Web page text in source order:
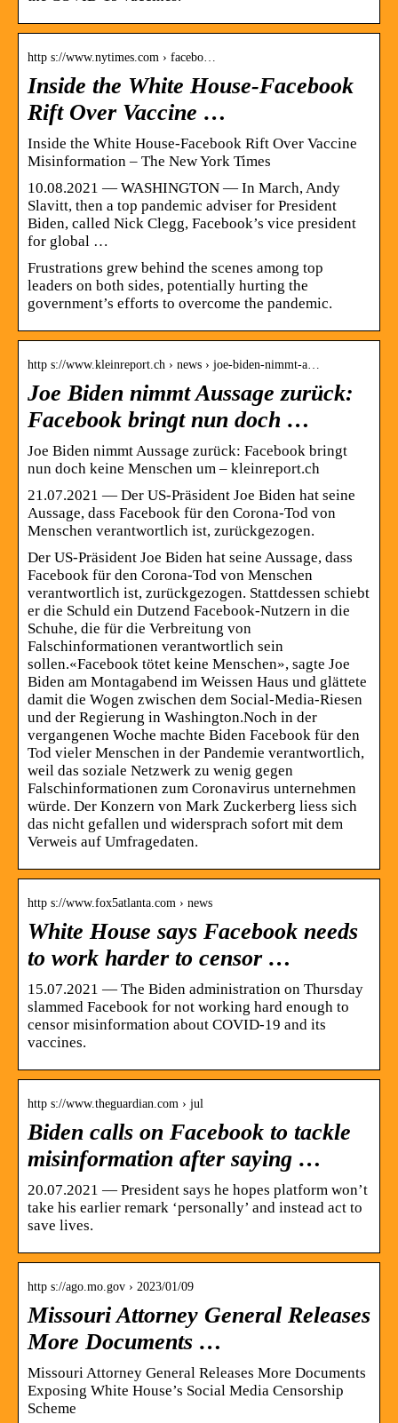
http s://www.nytimes.com › facebo…
Inside the White House-Facebook
Rift Over Vaccine …
Inside the White House-Facebook Rift Over Vaccine
Misinformation – The New York Times
10.08.2021 — WASHINGTON — In March, Andy
Slavitt, then a top pandemic adviser for President
Biden, called Nick Clegg, Facebook’s vice president
for global …
Frustrations grew behind the scenes among top
leaders on both sides, potentially hurting the
government’s efforts to overcome the pandemic.
http s://www.kleinreport.ch › news › joe-biden-nimmt-a…
Joe Biden nimmt Aussage zurück:
Facebook bringt nun doch …
Joe Biden nimmt Aussage zurück: Facebook bringt
nun doch keine Menschen um – kleinreport.ch
21.07.2021 — Der US-Präsident Joe Biden hat seine
Aussage, dass Facebook für den Corona-Tod von
Menschen verantwortlich ist, zurückgezogen.
Der US-Präsident Joe Biden hat seine Aussage, dass
Facebook für den Corona-Tod von Menschen
verantwortlich ist, zurückgezogen. Stattdessen schiebt
er die Schuld ein Dutzend Facebook-Nutzern in die
Schuhe, die für die Verbreitung von
Falschinformationen verantwortlich sein
sollen.«Facebook tötet keine Menschen», sagte Joe
Biden am Montagabend im Weissen Haus und glättete
damit die Wogen zwischen dem Social-Media-Riesen
und der Regierung in Washington.Noch in der
vergangenen Woche machte Biden Facebook für den
Tod vieler Menschen in der Pandemie verantwortlich,
weil das soziale Netzwerk zu wenig gegen
Falschinformationen zum Coronavirus unternehmen
würde. Der Konzern von Mark Zuckerberg liess sich
das nicht gefallen und widersprach sofort mit dem
Verweis auf Umfragedaten.
http s://www.fox5atlanta.com › news
White House says Facebook needs
to work harder to censor …
15.07.2021 — The Biden administration on Thursday
slammed Facebook for not working hard enough to
censor misinformation about COVID-19 and its
vaccines.
http s://www.theguardian.com › jul
Biden calls on Facebook to tackle
misinformation after saying …
20.07.2021 — President says he hopes platform won’t
take his earlier remark ‘personally’ and instead act to
save lives.
http s://ago.mo.gov › 2023/01/09
Missouri Attorney General Releases
More Documents …
Missouri Attorney General Releases More Documents
Exposing White House’s Social Media Censorship
Scheme